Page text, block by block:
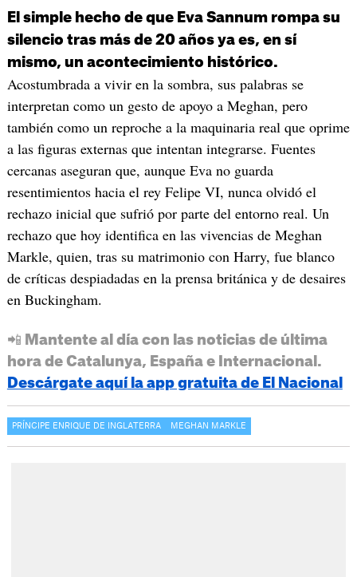
El simple hecho de que Eva Sannum rompa su
silencio tras más de 20 años ya es, en sí
mismo, un acontecimiento histórico.
Acostumbrada a vivir en la sombra, sus palabras se
interpretan como un gesto de apoyo a Meghan, pero
también como un reproche a la maquinaria real que oprime
a las figuras externas que intentan integrarse. Fuentes
cercanas aseguran que, aunque Eva no guarda
resentimientos hacia el rey Felipe VI, nunca olvidó el
rechazo inicial que sufrió por parte del entorno real. Un
rechazo que hoy identifica en las vivencias de Meghan
Markle, quien, tras su matrimonio con Harry, fue blanco
de críticas despiadadas en la prensa británica y de desaires
en Buckingham.
📲 Mantente al día con las noticias de última
hora de Catalunya, España e Internacional.
Descárgate aquí la app gratuita de El Nacional
PRÍNCIPE ENRIQUE DE INGLATERRA MEGHAN MARKLE